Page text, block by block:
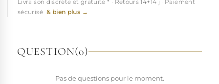
Livraison discrète et gratuite * · Retours 14+14 j · Paiement
sécurisé & bien plus →
QUESTION(0)
Pas de questions pour le moment.